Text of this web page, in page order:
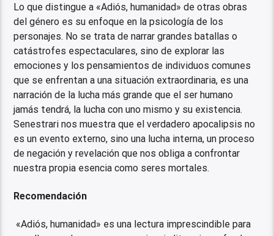
Lo que distingue a «Adiós, humanidad» de otras obras
del género es su enfoque en la psicología de los
personajes. No se trata de narrar grandes batallas o
catástrofes espectaculares, sino de explorar las
emociones y los pensamientos de individuos comunes
que se enfrentan a una situación extraordinaria, es una
narración de la lucha más grande que el ser humano
jamás tendrá, la lucha con uno mismo y su existencia.
Senestrari nos muestra que el verdadero apocalipsis no
es un evento externo, sino una lucha interna, un proceso
de negación y revelación que nos obliga a confrontar
nuestra propia esencia como seres mortales.
Recomendación
«Adiós, humanidad» es una lectura imprescindible para